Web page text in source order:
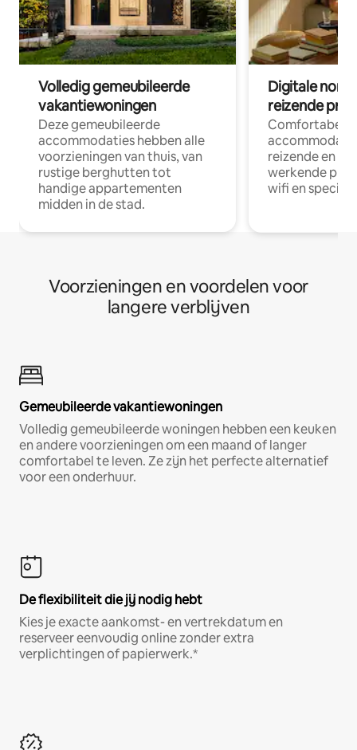
Volledig gemeubileerde
vakantiewoningen
Deze gemeubileerde
accommodaties hebben alle
voorzieningen van thuis, van
rustige berghutten tot
handige appartementen
midden in de stad.
Digitale
reizende
Comfortabele
reizende en
werkende
wifi en
Voorzieningen en voordelen voor
langere verblijven
Gemeubileerde vakantiewoningen
Volledig gemeubileerde woningen hebben een keuken
en andere voorzieningen om een maand of langer
comfortabel te leven. Ze zijn het perfecte alternatief
voor een onderhuur.
De flexibiliteit die jij nodig hebt
Kies je exacte aankomst- en vertrekdatum en
reserveer eenvoudig online zonder extra
verplichtingen of papierwerk.*